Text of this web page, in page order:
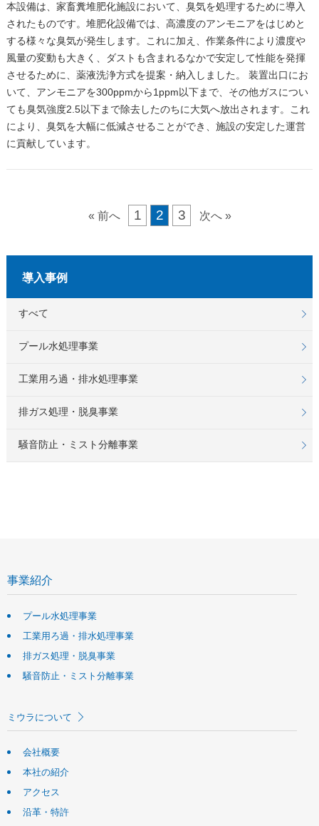
本設備は、家畜糞堆肥化施設において、臭気を処理するために導入
されたものです。堆肥化設備では、高濃度のアンモニアをはじめと
する様々な臭気が発生します。これに加え、作業条件により濃度や
風量の変動も大きく、ダストも含まれるなかで安定して性能を発揮
させるために、薬液洗浄方式を提案・納入しました。 装置出口にお
いて、アンモニアを300ppmから1ppm以下まで、その他ガスについ
ても臭気強度2.5以下まで除去したのちに大気へ放出されます。これ
により、臭気を大幅に低減させることができ、施設の安定した運営
に貢献しています。
« 前へ 1 2 3 次へ »
導入事例
すべて
プール水処理事業
工業用ろ過・排水処理事業
排ガス処理・脱臭事業
騒音防止・ミスト分離事業
事業紹介
プール水処理事業
工業用ろ過・排水処理事業
排ガス処理・脱臭事業
騒音防止・ミスト分離事業
ミウラについて
会社概要
本社の紹介
アクセス
沿革・特許